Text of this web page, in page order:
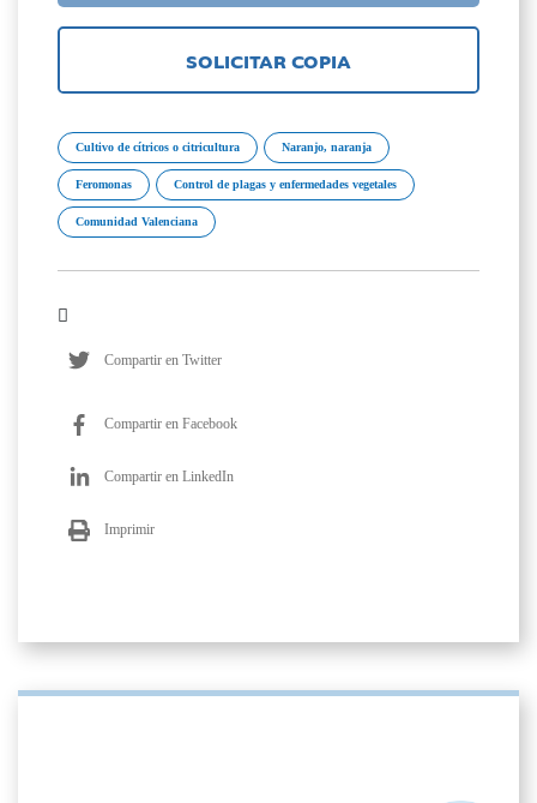
SOLICITAR COPIA
Cultivo de cítricos o citricultura Naranjo, naranja
Feromonas Control de plagas y enfermedades vegetales
Comunidad Valenciana
Compartir en Twitter
Compartir en Facebook
Compartir en LinkedIn
Imprimir